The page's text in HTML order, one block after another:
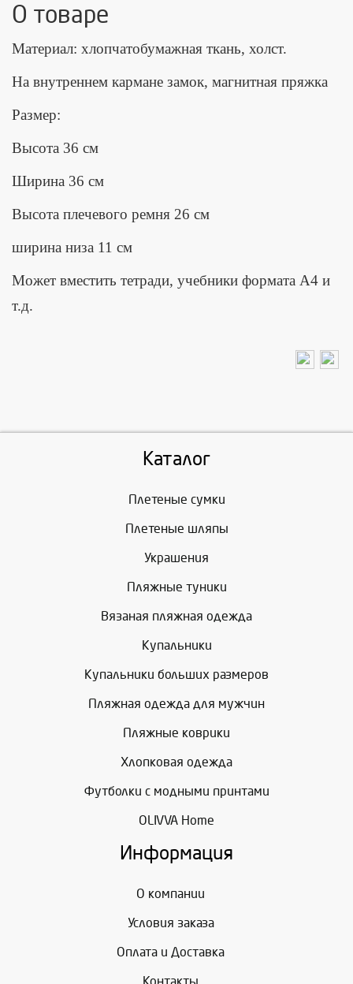
О товаре
Материал: хлопчатобумажная ткань, холст.
На внутреннем кармане замок, магнитная пряжка
Размер:
Высота 36 см
Ширина 36 см
Высота плечевого ремня 26 см
ширина низа 11 см
Может вместить тетради, учебники формата А4 и
т.д.
Каталог
Плетеные сумки
Плетеные шляпы
Украшения
Пляжные туники
Вязаная пляжная одежда
Купальники
Купальники больших размеров
Пляжная одежда для мужчин
Пляжные коврики
Хлопковая одежда
Футболки с модными принтами
OLIVVA Home
Информация
О компании
Условия заказа
Оплата и Доставка